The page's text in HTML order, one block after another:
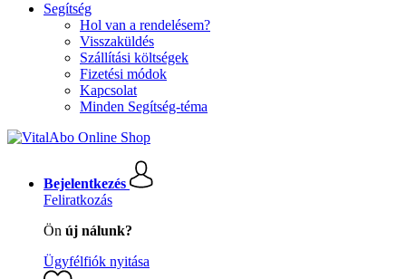
Segítség
Hol van a rendelésem?
Visszaküldés
Szállítási költségek
Fizetési módok
Kapcsolat
Minden Segítség-téma
Bejelentkezés
Feliratkozás
Ön új nálunk?
Ügyfélfiók nyitása